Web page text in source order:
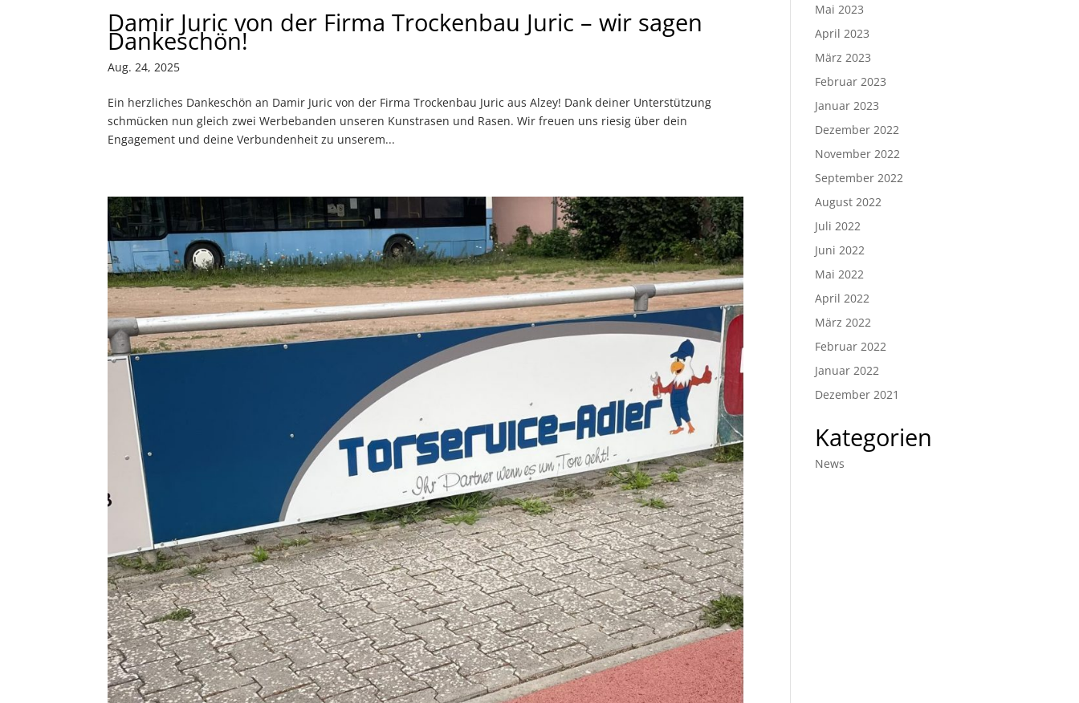
Damir Juric von der Firma Trockenbau Juric – wir sagen
Dankeschön!
Aug. 24, 2025
Ein herzliches Dankeschön an Damir Juric von der Firma Trockenbau Juric aus Alzey! Dank deiner Unterstützung
schmücken nun gleich zwei Werbebanden unseren Kunstrasen und Rasen. Wir freuen uns riesig über dein
Engagement und deine Verbundenheit zu unserem...
Mai 2023
April 2023
März 2023
Februar 2023
Januar 2023
Dezember 2022
November 2022
September 2022
August 2022
Juli 2022
Juni 2022
Mai 2022
April 2022
März 2022
Februar 2022
Januar 2022
Dezember 2021
Kategorien
News